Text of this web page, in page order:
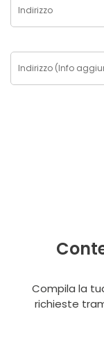
Compila la
richieste